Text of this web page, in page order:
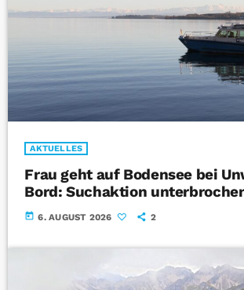
AKTUELLES
Frau geht auf Bodensee bei
Bord: Suchaktion
today 6. AUGUST 2026 2